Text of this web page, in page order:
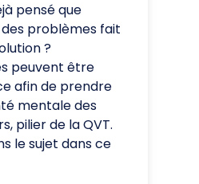
pensé que
problèmes fait
?
peuvent être
afin de prendre
mentale des
pilier de la QVT.
le sujet dans ce